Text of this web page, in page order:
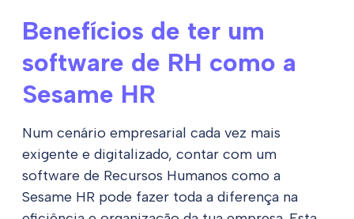
Benefícios de ter um
software de RH como a
Sesame HR
Num cenário empresarial cada vez mais
exigente e digitalizado, contar com um
software de Recursos Humanos como a
Sesame HR pode fazer toda a diferença na